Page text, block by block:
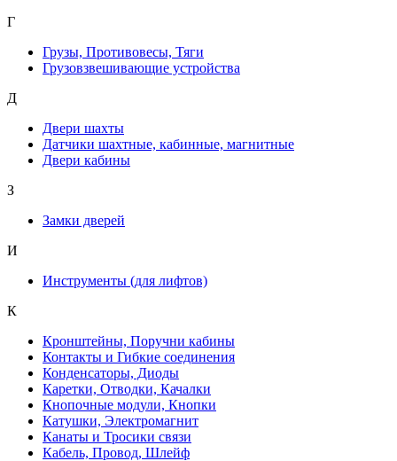
Г
Грузы, Противовесы, Тяги
Грузовзвешивающие устройства
Д
Двери шахты
Датчики шахтные, кабинные, магнитные
Двери кабины
З
Замки дверей
И
Инструменты (для лифтов)
К
Кронштейны, Поручни кабины
Контакты и Гибкие соединения
Конденсаторы, Диоды
Каретки, Отводки, Качалки
Кнопочные модули, Кнопки
Катушки, Электромагнит
Канаты и Тросики связи
Кабель, Провод, Шлейф